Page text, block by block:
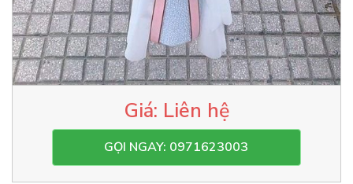
Liên hệ
GỌI NGAY: 0971623003